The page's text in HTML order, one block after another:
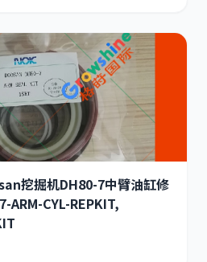
挖掘机DH80-7中臂油缸修
ARM-CYL-REPKIT,